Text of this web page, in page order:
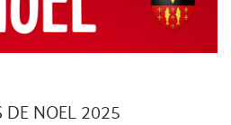
DE NOEL 2025